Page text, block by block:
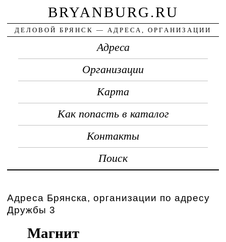
BRYANBURG.RU
ДЕЛОВОЙ БРЯНСК — АДРЕСА, ОРГАНИЗАЦИИ
Адреса
Организации
Карта
Как попасть в каталог
Контакты
Поиск
Адреса Брянска, организации по адресу
Дружбы 3
Магнит